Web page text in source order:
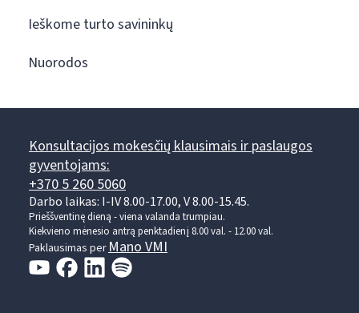
Ieškome turto savininkų
Nuorodos
Konsultacijos mokesčių klausimais ir paslaugos
gyventojams:
+370 5 260 5060
Darbo laikas: I-IV 8.00-17.00, V 8.00-15.45.
Prieššventinę dieną - viena valanda trumpiau.
Kiekvieno mėnesio antrą penktadienį 8.00 val. - 12.00 val.
Paklausimas perMano VMI